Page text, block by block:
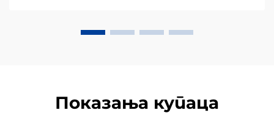
Показања купаца